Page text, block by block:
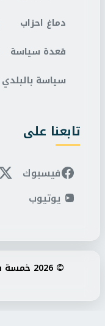
دماغ احزاب
قعدة سياسة
سياسة بالبلدي
تابعنا على
فيسبوك
يوتيوب
© 2026 خمسة سياسة. جميع الحقوق محفوظة.